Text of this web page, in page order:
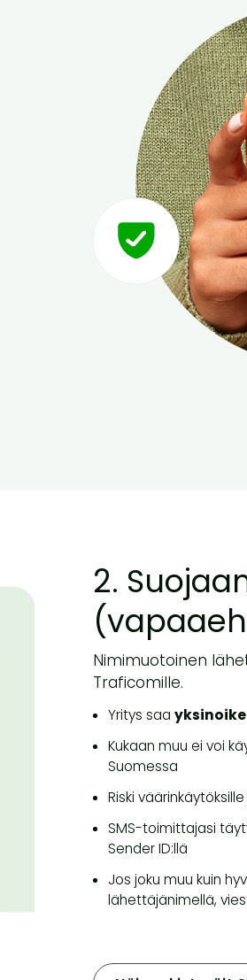
2.
Nimimuotoinen
Traficomille.
Yritys saa
Kukaan muu ei voi
Suomessa
Riski
SMS-toimittajasi
Sender ID:llä
Jos joku muu kuin
lähettäjänimellä,